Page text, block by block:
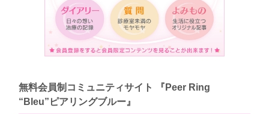
無料会員制コミュニティサイト 『Peer Ring
“Bleu”ピアリングブルー』